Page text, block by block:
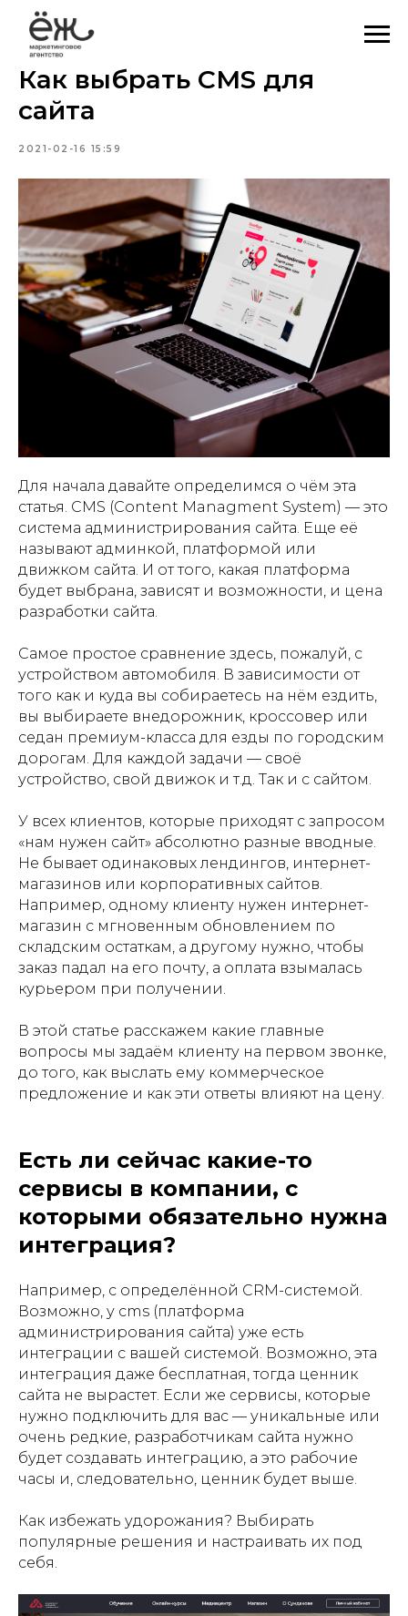
Как выбрать CMS для
сайта
2021-02-16 15:59
Для начала давайте определимся о чём эта
статья. CMS (Content Managment System) — это
система администрирования сайта. Еще её
называют админкой, платформой или
движком сайта. И от того, какая платформа
будет выбрана, зависят и возможности, и цена
разработки сайта.
Самое простое сравнение здесь, пожалуй, с
устройством автомобиля. В зависимости от
того как и куда вы собираетесь на нём ездить,
вы выбираете внедорожник, кроссовер или
седан премиум-класса для езды по городским
дорогам. Для каждой задачи — своё
устройство, свой движок и т.д. Так и с сайтом.
У всех клиентов, которые приходят с запросом
«нам нужен сайт» абсолютно разные вводные.
Не бывает одинаковых лендингов, интернет-
магазинов или корпоративных сайтов.
Например, одному клиенту нужен интернет-
магазин с мгновенным обновлением по
складским остаткам, а другому нужно, чтобы
заказ падал на его почту, а оплата взымалась
курьером при получении.
В этой статье расскажем какие главные
вопросы мы задаём клиенту на первом звонке,
до того, как выслать ему коммерческое
предложение и как эти ответы влияют на цену.
Есть ли сейчас какие-то
сервисы в компании, с
которыми обязательно нужна
интеграция?
Например, с определённой CRM-системой.
Возможно, у cms (платформа
администрирования сайта) уже есть
интеграции с вашей системой. Возможно, эта
интеграция даже бесплатная, тогда ценник
сайта не вырастет. Если же сервисы, которые
нужно подключить для вас — уникальные или
очень редкие, разработчикам сайта нужно
будет создавать интеграцию, а это рабочие
часы и, следовательно, ценник будет выше.
Как избежать удорожания? Выбирать
популярные решения и настраивать их под
себя.